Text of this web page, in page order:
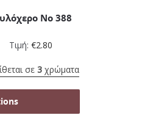
Νο 388
Τιμή: €2.80
σε 3χρώματα